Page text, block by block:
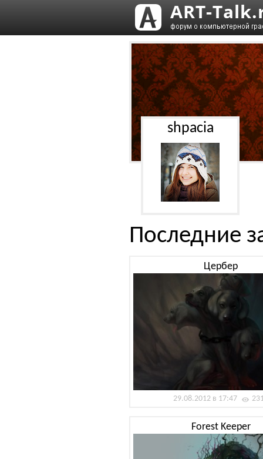
shpacia
Последние
Цербер
29.08.2012 в 17:47
Forest Keeper